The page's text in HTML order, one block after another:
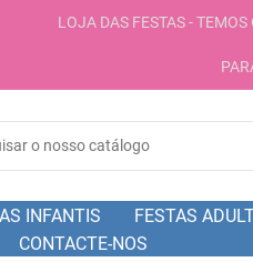
LOJA DAS FESTAS -
INFANTIS FESTAS
CONTACTE-NOS